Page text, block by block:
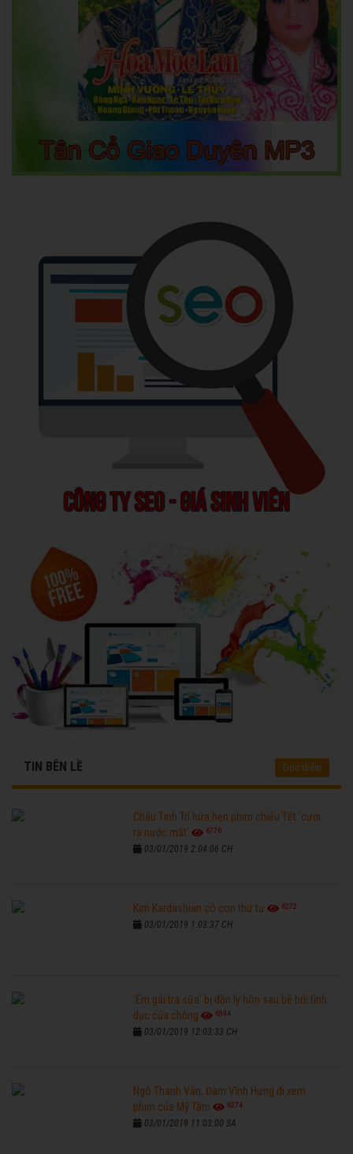
TIN BÊN LỀ Đọc thêm
Châu Tinh Trì hứa hẹn phim chiếu Tết 'cười
ra nước mắt'
6776
03/01/2019 2:04:06 CH
Kim Kardashian có con thứ tư 6272
03/01/2019 1:03:37 CH
'Em gái trà sữa' bị đồn ly hôn sau bê bối tình
dục của chồng
6594
03/01/2019 12:03:33 CH
Ngô Thanh Vân, Đàm Vĩnh Hưng đi xem
phim của Mỹ Tâm
6274
03/01/2019 11:03:00 SA